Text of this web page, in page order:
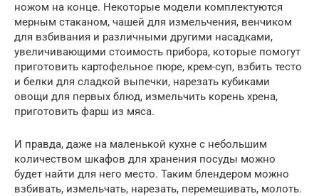
ножом на конце. Некоторые модели комплектуются
мерным стаканом, чашей для измельчения, венчиком
для взбивания и различными другими насадками,
увеличивающими стоимость прибора, которые помогут
приготовить картофельное пюре, крем-суп, взбить тесто
и белки для сладкой выпечки, нарезать кубиками
овощи для первых блюд, измельчить корень хрена,
приготовить фарш из мяса.
И правда, даже на маленькой кухне с небольшим
количеством шкафов для хранения посуды можно
будет найти для него место. Таким блендером можно
взбивать, измельчать, нарезать, перемешивать, молоть.